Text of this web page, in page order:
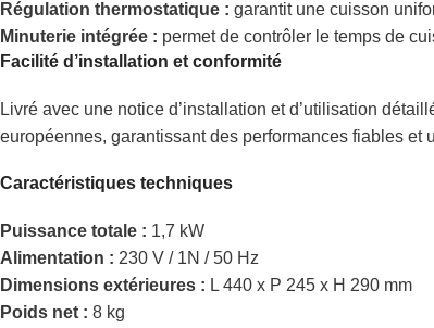
Régulation thermostatique : garantit une cuisson
Minuterie intégrée : permet de contrôler le temps de
Facilité d’installation et conformité
Livré avec une notice d’installation et d’utilisation
européennes, garantissant des performances fiables et
Caractéristiques techniques
Puissance totale : 1,7 kW
Alimentation : 230 V / 1N / 50 Hz
Dimensions extérieures : L 440 x P 245 x H 290 mm
Poids net : 8 kg